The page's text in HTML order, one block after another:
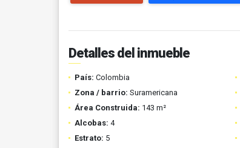
Detalles del inmueble
País: Colombia
Zona / barrio: Suramericana
Área Construida: 143 m²
Alcobas: 4
Estrato: 5